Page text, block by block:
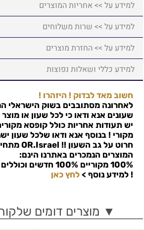
למידע על >> אחריות המוצרים
למידע על >> שרות משלוחים
למידע על >> החזרת מוצרים
למידע כללי ושאלות נפוצות
חשוב מאד לבדוק ! היזהרו !
לאחרונה מסתובבים בשוק הישראלי
שעונים אנא ודאו כי לכל שעון או
יש תעודות אחריות כולל קופסא
מקורי ! בנוסף אנא ודאו שלכל שעון
חרוט על גב השעון !! OR.Israel
המוצרים הנמכרים באתרנו הינם:
100% מקוריים 100%
! למידע נוסף > לחץ כאן
▼ מוצרים דומים